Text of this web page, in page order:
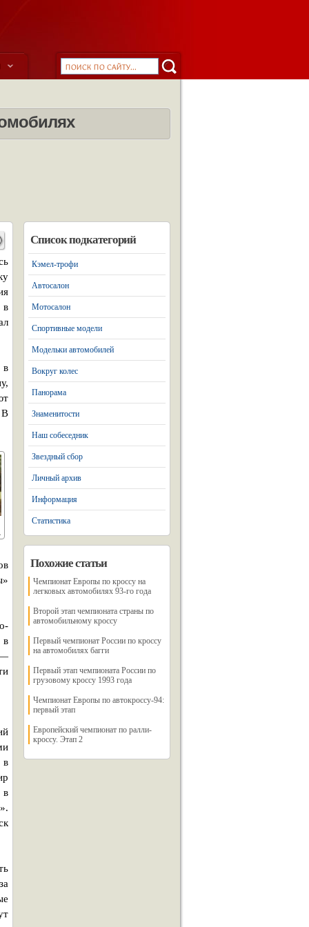
в
в
В
в
—
в
в
Список подкатегорий
Кэмел-трофи
Автосалон
Мотосалон
Спортивные модели
Модельки автомобилей
Вокруг колес
Панорама
Знаменитости
Наш собеседник
Звездный сбор
Личный архив
Информация
Статистика
Похожие статьи
Чемпионат Европы по кроссу на
легковых автомобилях 93-го года
Второй этап чемпионата страны по
автомобильному кроссу
Первый чемпионат России по кроссу
на автомобилях багги
Первый этап чемпионата России по
грузовому кроссу 1993 года
Чемпионат Европы по автокроссу-94:
первый этап
Европейский чемпионат по ралли-
кроссу. Этап 2